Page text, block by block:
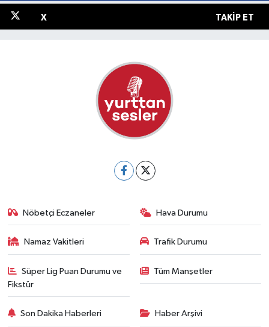
X TAKIP ET
Nöbetçi Eczaneler Hava Durumu
Namaz Vakitleri Trafik Durumu
Süper Lig Puan Durumu ve
Fikstür
Tüm Manşetler
Son Dakika Haberleri Haber Arşivi